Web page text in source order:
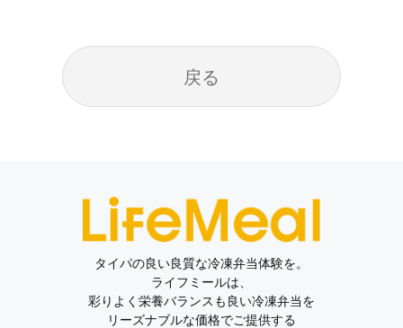
戻る
タイパの良い良質な冷凍弁当体験を。
ライフミールは、
彩りよく栄養バランスも良い冷凍弁当を
リーズナブルな価格でご提供する